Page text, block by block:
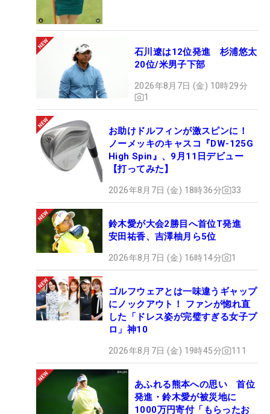
石川遼は12位発進 杉浦悠太
20位/米男子下部
2026年8月7日 (金) 10時29分
1
お助けドルフィンが激スピンに！
ノーメッキのキャスコ『DW-125G
High Spin』、9月11日デビュー
【打ってみた】
2026年8月7日 (金) 18時36分 33
鈴木愛が大会2勝目へ首位T発進
安田祐香、吉澤柚月ら5位
2026年8月7日 (金) 16時14分 1
ゴルフウェアとは一味違うギャップ
にノックアウト！ ファンが惚れ直
した「ドレス姿が完璧すぎる女子プ
ロ」神10
2026年8月7日 (金) 19時45分 111
あふれる熊本への思い 首位
発進・鈴木愛が被災地に
1000万円寄付「もらったお